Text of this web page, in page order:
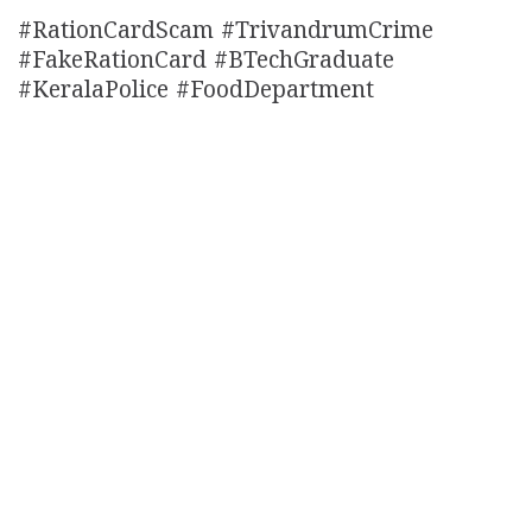
#RationCardScam #TrivandrumCrime
#FakeRationCard #BTechGraduate
#KeralaPolice #FoodDepartment